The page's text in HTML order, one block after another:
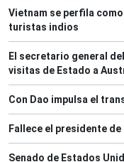
Vietnam se perfila
turistas indios
El secretario general
visitas de Estado a
Con Dao impulsa el
Fallece el presidente de
Senado de Estados